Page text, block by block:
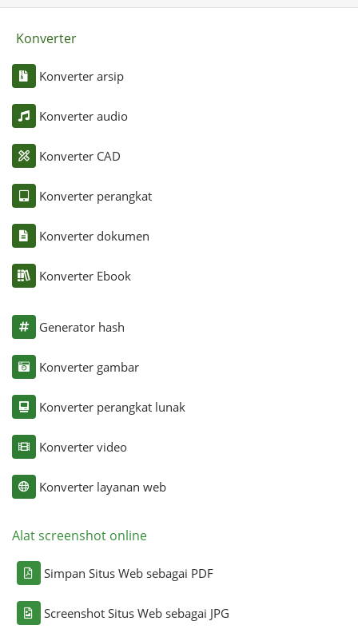
Konverter
Konverter arsip
Konverter audio
Konverter CAD
Konverter perangkat
Konverter dokumen
Konverter Ebook
Generator hash
Konverter gambar
Konverter perangkat lunak
Konverter video
Konverter layanan web
Alat screenshot online
Simpan Situs Web sebagai PDF
Screenshot Situs Web sebagai JPG